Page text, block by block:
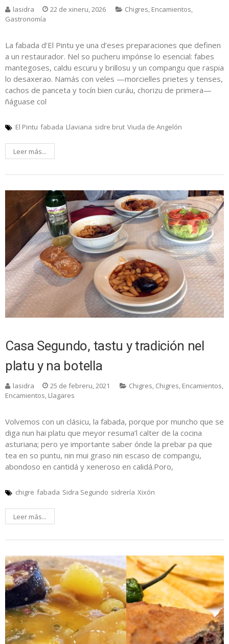
lasidra 22 de xineru, 2026 Chigres, Encamientos,
Gastronomía
La fabada d’El Pintu ye una d’eses preparaciones que definen
a un restaurador. Nel so pucheru impónse lo esencial: fabes
mantegoses, caldu escuru y brillosu y un compangu que raspia
lo desaxerao. Namás con veles —morcielles prietes y tenses,
cachos de panceta y tocín bien curáu, chorizu de primera—
ñáguase col
El Pintu fabada Llaviana sidre brut Viuda de Angelón
Leer más...
Casa Segundo, tastu y tradición nel
platu y na botella
lasidra 25 de febreru, 2021 Chigres, Chigres, Encamientos,
Encamientos, Llagares
Volvemos con un clásicu, la fabada, porque por muncho que se
diga nun hai platu que meyor resuma’l calter de la cocina
asturiana; pero ye importante saber ónde la prebar pa que
tea en so puntu, nin mui graso nin escaso de compangu,
abondoso en cantidá y xeneroso en calidá.Poro,
chigre fabada Sidra Segundo sidrería Xixón
Leer más...